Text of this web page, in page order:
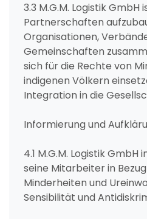
3.3 M.G.M. Logistik
Partnerschaften
Organisationen,
Gemeinschaften
sich für die Rechte von
indigenen Völkern
Integration in die
Informierung und
4.1 M.G.M. Logistik
seine Mitarbeiter in
Minderheiten und
Sensibilität und